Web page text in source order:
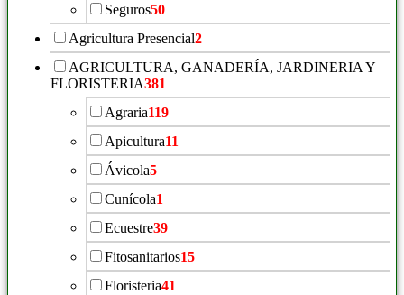
Seguros50
Agricultura Presencial2
AGRICULTURA, GANADERÍA, JARDINERIA Y
FLORISTERIA381
Agraria119
Apicultura11
Ávicola5
Cunícola1
Ecuestre39
Fitosanitarios15
Floristeria41